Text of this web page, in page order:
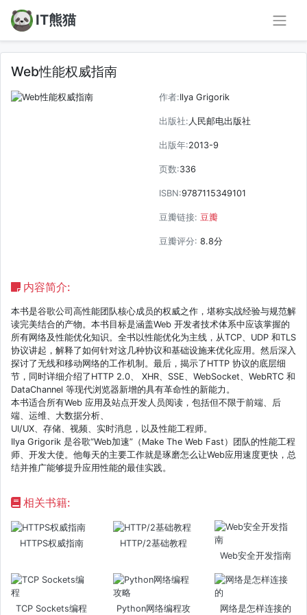
IT熊猫
Web性能权威指南
作者:Ilya Grigorik
出版社: 人民邮电出版社
出版年:2013-9
页数:336
ISBN:9787115349101
豆瓣链接: 豆瓣
豆瓣评分: 8.8分
内容简介:
本书是谷歌公司高性能团队核心成员的权威之作，堪称实战经验与规范解
读完美结合的产物。本书目标是涵盖Web 开发者技术体系中应该掌握的
所有网络及性能优化知识。全书以性能优化为主线，从TCP、UDP 和TLS
协议讲起，解释了如何针对这几种协议和基础设施来优化应用。然后深入
探讨了无线和移动网络的工作机制。最后，揭示了HTTP 协议的底层细
节，同时详细介绍了HTTP 2.0、 XHR、SSE、WebSocket、WebRTC 和
DataChannel 等现代浏览器新增的具有革命性的新能力。
本书适合所有Web 应用及站点开发人员阅读，包括但不限于前端、后
端、运维、大数据分析、
UI/UX、存储、视频、实时消息，以及性能工程师。
Ilya Grigorik 是谷歌“Web加速”（Make The Web Fast）团队的性能工程
师、开发大使。他每天的主要工作就是琢磨怎么让Web应用速度更快，总
结并推广能够提升应用性能的最佳实践。
相关书籍:
HTTPS权威指南
HTTP/2基础教程
Web安全开发指南
TCP Sockets编程 Python网络编程攻 网络是怎样连接的